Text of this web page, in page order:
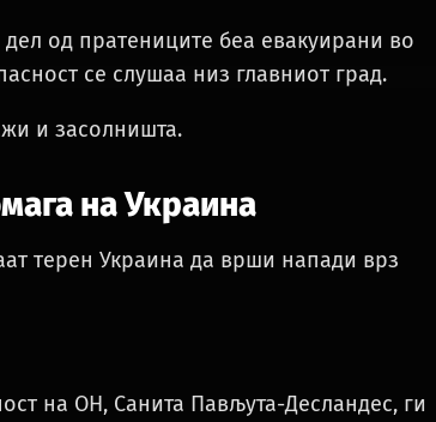
од пратениците беа евакуирани во
се слушаа низ главниот град.
и засолништа.
на Украина
терен Украина да врши напади врз
на ОН, Санита Пављута-Десландес, ги